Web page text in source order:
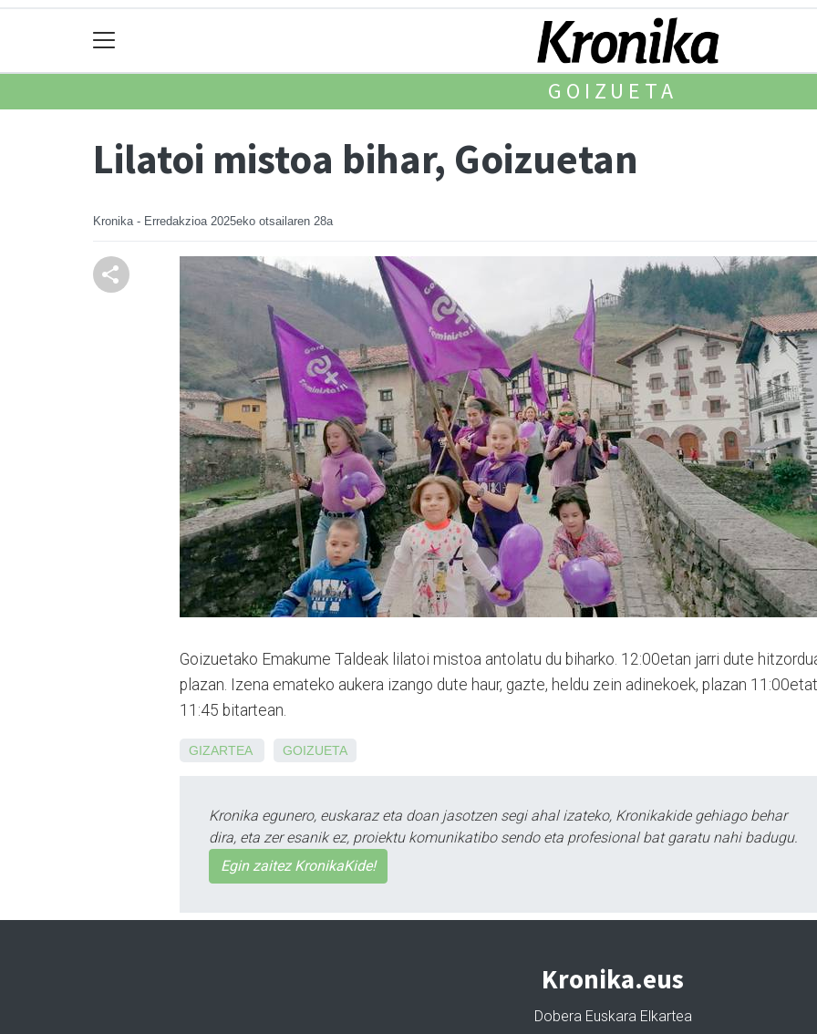
GOIZUETA
Lilatoi mistoa bihar, Goizuetan
Kronika - Erredakzioa 2025eko otsailaren 28a
Goizuetako Emakume Taldeak lilatoi mistoa antolatu du biharko. 12:00etan jarri dute
plazan. Izena emateko aukera izango dute haur, gazte, heldu zein adinekoek, plazan
11:45 bitartean.
GIZARTEA GOIZUETA
Kronika egunero, euskaraz eta doan jasotzen segi ahal izateko, Kronikakide gehiago behar
dira, eta zer esanik ez, proiektu komunikatibo sendo eta profesional bat garatu nahi badugu.
Egin zaitez KronikaKide!
Kronika.eus
Dobera Euskara Elkartea